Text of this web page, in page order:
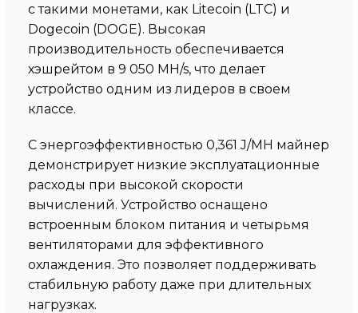
с такими монетами, как Litecoin (LTC) и
Dogecoin (DOGE). Высокая
производительность обеспечивается
хэшрейтом в 9 050 MH/s, что делает
устройство одним из лидеров в своем
классе.
С энергоэффективностью 0,361 J/MH майнер
демонстрирует низкие эксплуатационные
расходы при высокой скорости
вычислений. Устройство оснащено
встроенным блоком питания и четырьмя
вентиляторами для эффективного
охлаждения. Это позволяет поддерживать
стабильную работу даже при длительных
нагрузках.